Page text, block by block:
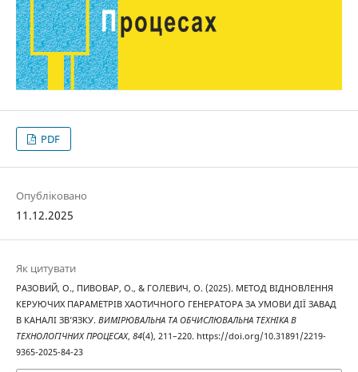
PDF
Опубліковано
11.12.2025
Як цитувати
РАЗОВИЙ, О., ПИВОВАР, О., & ГОЛЕВИЧ, О. (2025). МЕТОД ВІДНОВЛЕННЯ
КЕРУЮЧИХ ПАРАМЕТРІВ ХАОТИЧНОГО ГЕНЕРАТОРА ЗА УМОВИ ДІЇ ЗАВАД
В КАНАЛІ ЗВ’ЯЗКУ. ВИМІРЮВАЛЬНА ТА ОБЧИСЛЮВАЛЬНА ТЕХНІКА В
ТЕХНОЛОГІЧНИХ ПРОЦЕСАХ, 84(4), 211–220. https://doi.org/10.31891/2219-
9365-2025-84-23